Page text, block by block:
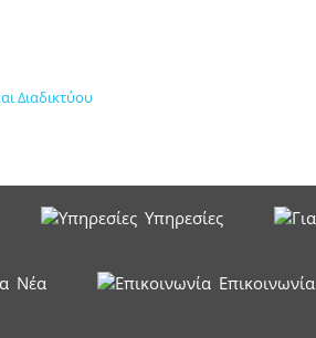
Υπηρεσίες
Νέα Επικοινωνία